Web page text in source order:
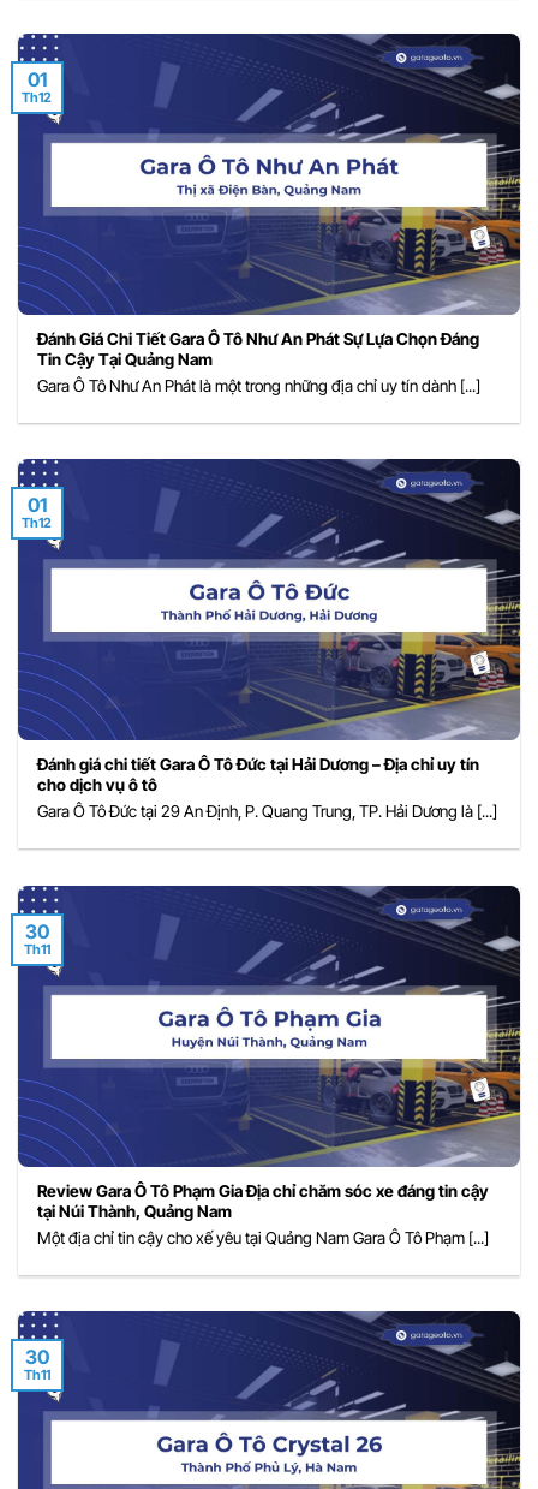
Đánh Giá Chi Tiết Gara Ô Tô Như An Phát Sự Lựa Chọn Đáng
Tin Cậy Tại Quảng Nam
Gara Ô Tô Như An Phát là một trong những địa chỉ uy tín dành [...]
01
Th12
Đánh giá chi tiết Gara Ô Tô Đức tại Hải Dương – Địa chỉ uy tín
cho dịch vụ ô tô
Gara Ô Tô Đức tại 29 An Định, P. Quang Trung, TP. Hải Dương là [...]
01
Th12
Review Gara Ô Tô Phạm Gia Địa chỉ chăm sóc xe đáng tin cậy
tại Núi Thành, Quảng Nam
Một địa chỉ tin cậy cho xế yêu tại Quảng Nam Gara Ô Tô Phạm [...]
30
Th11
30
Th11